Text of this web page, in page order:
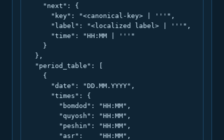
    "next": {
      "key": "<canonical-key> | '''",
      "label": "<localized label> | '''",
      "time": "HH:MM | '''"
    }
  },
  "period_table": [
    {
      "date": "DD.MM.YYYY",
      "times": {
        "bomdod": "HH:MM",
        "quyosh": "HH:MM",
        "peshin": "HH:MM",
        "asr":    "HH:MM",